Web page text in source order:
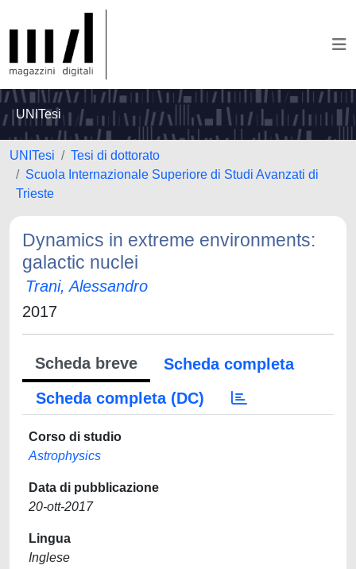
UNITesi
UNITesi
Tesi di dottorato
Scuola Internazionale Superiore di Studi Avanzati di
Trieste
Dynamics in extreme environments:
galactic nuclei
Trani, Alessandro
2017
Scheda breve
Scheda completa
Scheda completa (DC)
Corso di studio
Astrophysics
Data di pubblicazione
20-ott-2017
Lingua
Inglese